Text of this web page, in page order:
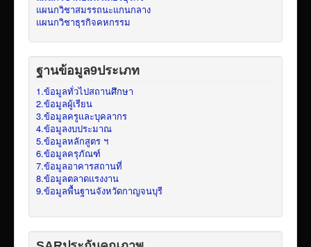
แผนกวิชาสมรรถนะแกนกลาง
แผนกวิชาธุรกิจคหกรรม
ฐานข้อมูล9ประเภท
1.ข้อมูลทั่วไปสถานศึกษา
2.ข้อมูลผู้เรียน
3.ข้อมูลครูและบุคลากร
4.ข้อมูลงบประมาณ
5.ข้อมูลหลักสูตร ฯ
6.ข้อมูลครุภัณฑ์
7.ข้อมูลอาคารสถานที่
8.ข้อมูลตลาดแรงงาน
9.ข้อมูลพื้นฐานจังหวัดกาญจนบุรี